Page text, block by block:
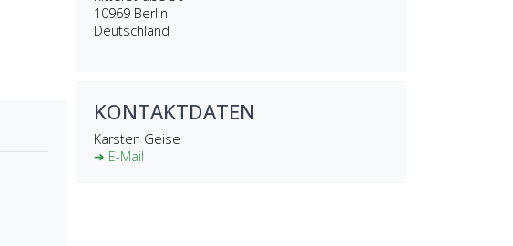
10969 Berlin
Deutschland
KONTAKTDATEN
Karsten Geise
➜ E-Mail